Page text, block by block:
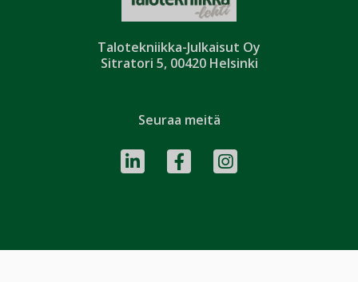
Talotekniikka-Julkaisut Oy
Sitratori 5, 00420 Helsinki
Seuraa meitä